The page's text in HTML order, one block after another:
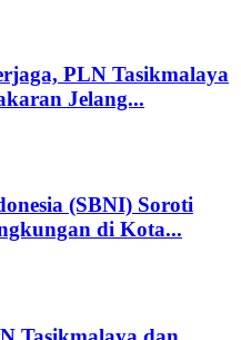
PLN Tasikmalaya
Jelang...
(SBNI) Soroti
di Kota...